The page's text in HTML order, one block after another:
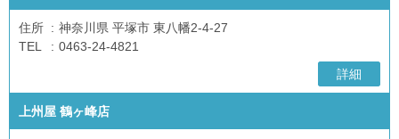
住所
神奈川県 平塚市 東八幡2-4-27
TEL
0463-24-4821
詳細
上州屋 鶴ヶ峰店